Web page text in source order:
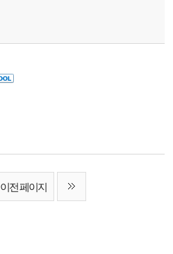
이전 페이지